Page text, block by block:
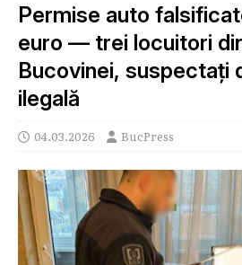
Permise auto
euro — trei locuitori
Bucovinei, suspectați
ilegală
04.03.2026 BucPress